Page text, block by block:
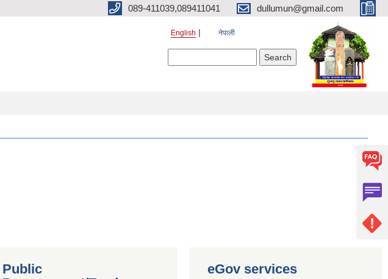
089-411039,089411041 dullumun@gmail.com
English नेपाली
Public
eGov services